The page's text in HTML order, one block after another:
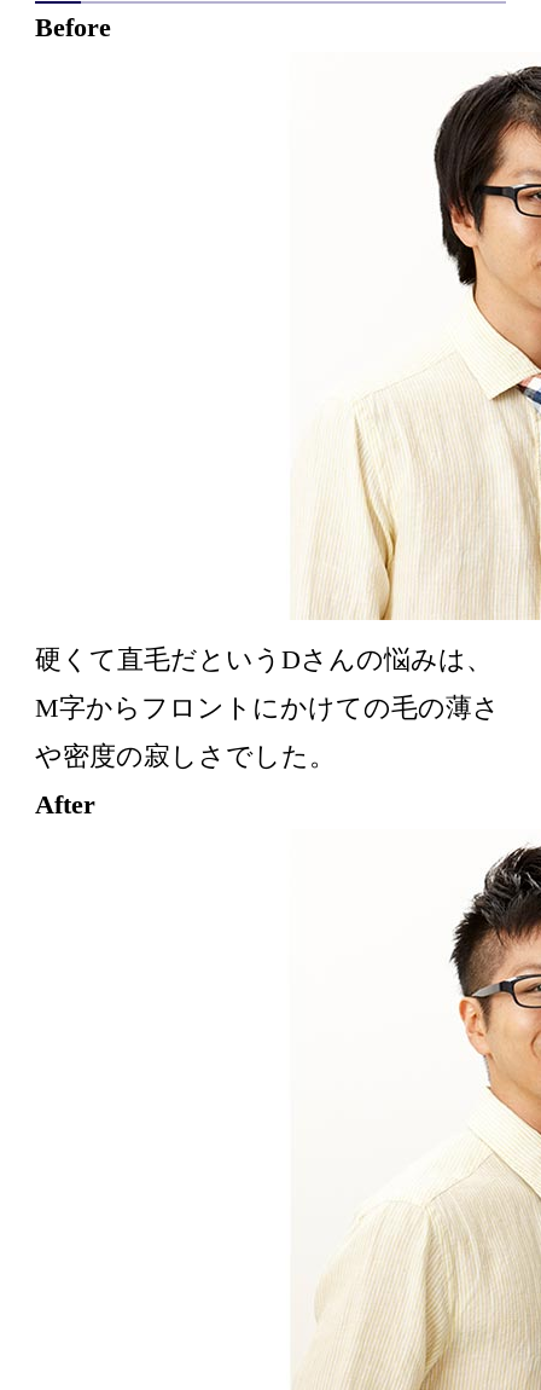
Before
硬くて直毛だというDさんの悩みは、
M字からフロントにかけての毛の薄さ
や密度の寂しさでした。
After